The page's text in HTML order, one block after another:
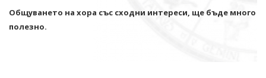
Общуването на хора със сходни интереси, ще бъде много
полезно.